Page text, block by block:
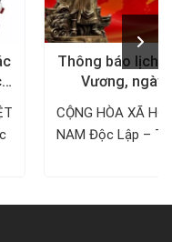
Thông báo lịch
Vương, ngày
1/5/
CỘNG HÒA XÃ
NAM Độc Lập –